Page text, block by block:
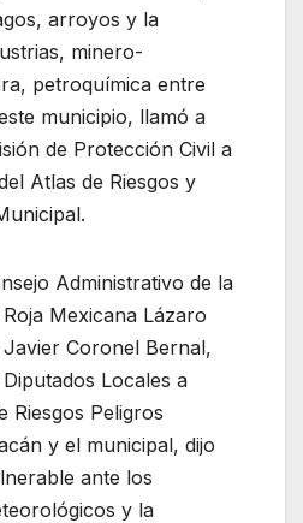
arroyos y la
minero-
petroquímica entre
municipio, llamó a
de Protección Civil a
Atlas de Riesgos y
Administrativo de la
Mexicana Lázaro
Coronel Bernal,
Locales a
Riesgos Peligros
y el municipal, dijo
ante los
y la